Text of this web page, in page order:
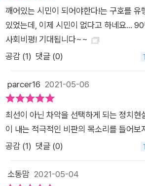
비자’가 있었듯 한국 사회의 수많은 문제에
다는 것이다. 하지만 저자는 시민들이 자
고 질책하는 대신 시민인 우리가 타자에 대
조에서 벗어나자고 조심스럽게 권유한다.
세상이 있고 그것을 스스로 만들 수 있다
않는다. 그렇다. 냉정한 분석과 강렬한 소
싹틀 틈이 없다. 그리고 냉소하지 않는 사람
다.”_ 240쪽 “나는 더 적극적으로 나이브하겠다” 자기 자리에서
분투하는 동료 시민이 믿음의 근거 저자가 바라보는 한국 사회의
현실은 어둡지만, 그는 세상이 더 좋아질
않는다. “그는 한국 사회를 비판하고 고발
깨어있는 시민이 되어야한다!는 구호를 유
있었는데, 이제 시민이 없다고 하네요...
사회비평! 기대됩니다~~
공감 (1) 댓글 (0)
parcer16 2021-05-06
최선이 아닌 차악을 선택하게 되는 정치현
이 내는 적극적인 비판의 목소리를 들어보
공감 (1) 댓글 (0)
소동맘 2021-05-04